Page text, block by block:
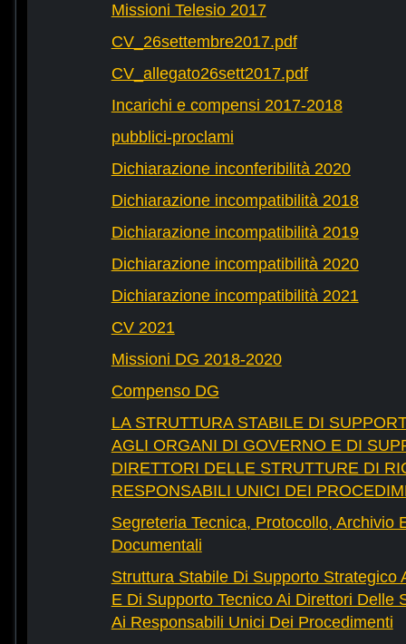
Missioni Telesio 2017
CV_26settembre2017.pdf
CV_allegato26sett2017.pdf
Incarichi e compensi 2017-2018
pubblici-proclami
Dichiarazione inconferibilità 2020
Dichiarazione incompatibilità 2018
Dichiarazione incompatibilità 2019
Dichiarazione incompatibilità 2020
Dichiarazione incompatibilità 2021
CV 2021
Missioni DG 2018-2020
Compenso DG
LA STRUTTURA STABILE DI
AGLI ORGANI DI GOVERNO E DI
DIRETTORI DELLE STRUTTURE DI
RESPONSABILI UNICI DEI
Segreteria Tecnica, Protocollo, Archivio
Documentali
Struttura Stabile Di Supporto Strategico
E Di Supporto Tecnico Ai Direttori Delle
Ai Responsabili Unici Dei Procedimenti